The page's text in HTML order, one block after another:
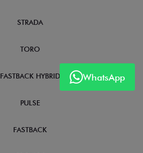
WhatsApp
STRADA
TORO
FASTBACK HYBRID
PULSE
FASTBACK